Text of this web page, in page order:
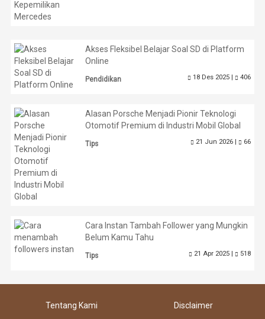
Akses Fleksibel Belajar Soal SD di Platform
Online
Pendidikan 18 Des 2025 | 406
Alasan Porsche Menjadi Pionir Teknologi
Otomotif Premium di Industri Mobil Global
Tips 21 Jun 2026 | 66
Cara Instan Tambah Follower yang Mungkin
Belum Kamu Tahu
Tips 21 Apr 2025 | 518
Tentang Kami Disclaimer